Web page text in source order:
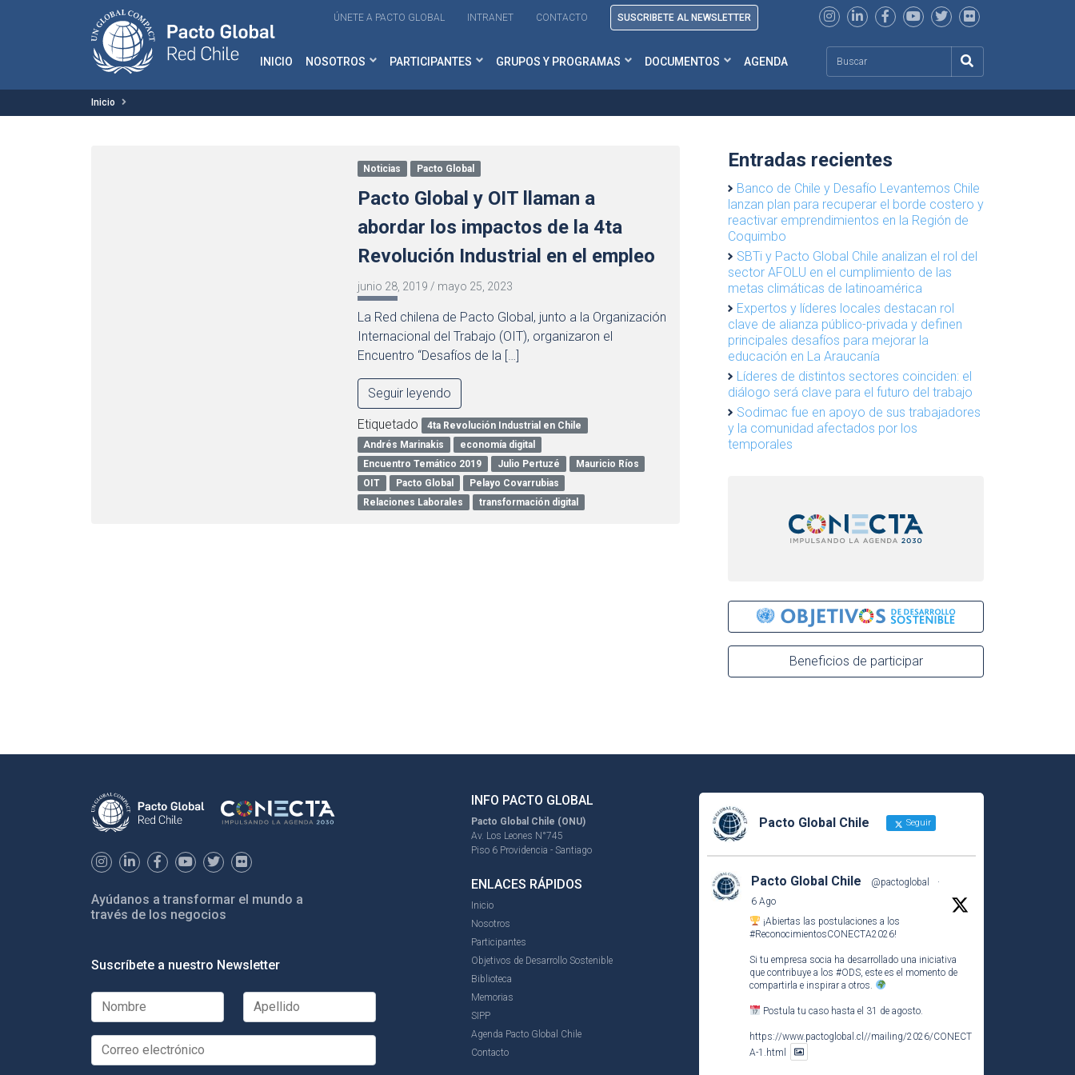
ÚNETE A PACTO GLOBAL INTRANET CONTACTO SUSCRIBETE AL NEWSLETTER
INICIO NOSOTROS PARTICIPANTES GRUPOS Y PROGRAMAS DOCUMENTOS AGENDA
Inicio
Noticias Pacto Global
Pacto Global y OIT llaman a
abordar los impactos de la 4ta
Revolución Industrial en el empleo
junio 28, 2019 / mayo 25, 2023
La Red chilena de Pacto Global, junto a la Organización
Internacional del Trabajo (OIT), organizaron el
Encuentro “Desafíos de la […]
Seguir leyendo
Etiquetado
4ta Revolución Industrial en Chile
Andrés Marinakis
economía digital
Encuentro Temático 2019
Julio Pertuzé
Mauricio Ríos
OIT
Pacto Global
Pelayo Covarrubias
Relaciones Laborales
transformación digital
Entradas recientes
Banco de Chile y Desafío Levantemos Chile
lanzan plan para recuperar el borde costero y
reactivar emprendimientos en la Región de
Coquimbo
SBTi y Pacto Global Chile analizan el rol del
sector AFOLU en el cumplimiento de las
metas climáticas de latinoamérica
Expertos y líderes locales destacan rol
clave de alianza público-privada y definen
principales desafíos para mejorar la
educación en La Araucanía
Líderes de distintos sectores coinciden: el
diálogo será clave para el futuro del trabajo
Sodimac fue en apoyo de sus trabajadores
y la comunidad afectados por los
temporales
Beneficios de participar
Ayúdanos a transformar el mundo a
través de los negocios
Suscríbete a nuestro Newsletter
INFO PACTO GLOBAL
Pacto Global Chile (ONU)
Av. Los Leones N°745
Piso 6 Providencia - Santiago
ENLACES RÁPIDOS
Inicio
Nosotros
Participantes
Objetivos de Desarrollo Sostenible
Biblioteca
Memorias
SIPP
Agenda Pacto Global Chile
Contacto
Pacto Global Chile Seguir
Pacto Global Chile @pactoglobal
·
6 Ago
¡Abiertas las postulaciones a los
#ReconocimientosCONECTA2026!
Si tu empresa socia ha desarrollado una iniciativa
que contribuye a los #ODS, este es el momento de
compartirla e inspirar a otros.
Postula tu caso hasta el 31 de agosto.
https://www.pactoglobal.cl//mailing/2026/CONECT
A-1.html